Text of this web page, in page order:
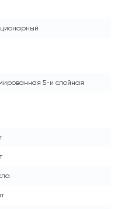
5-и слойная